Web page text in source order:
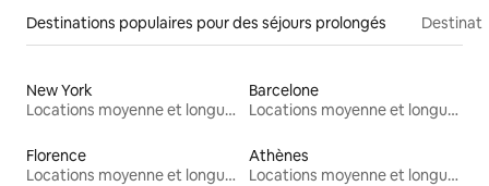
Destinations populaires pour des séjours prolongés
New York
Locations moyenne et longue durée
Barcelone
Locations moyenne et longue durée
Florence
Locations moyenne et longue durée
Athènes
Locations moyenne et longue durée